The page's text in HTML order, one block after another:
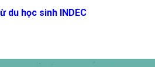
du học sinh INDEC